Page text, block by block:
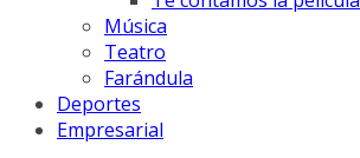
Música
Teatro
Farándula
Deportes
Empresarial